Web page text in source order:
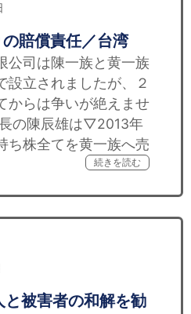
賠償責任／台湾
司は陳一族と黄一族
設立されましたが、２
からは争いが絶えませ
の陳辰雄は▽2013年
ち株全てを黄一族へ売
続きを読む
被害者の和解を勧